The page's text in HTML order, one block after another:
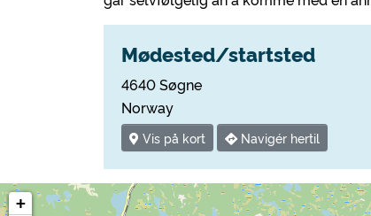
Mødested/startsted
4640 Søgne
Norway
Vis på kort Navigér hertil
+